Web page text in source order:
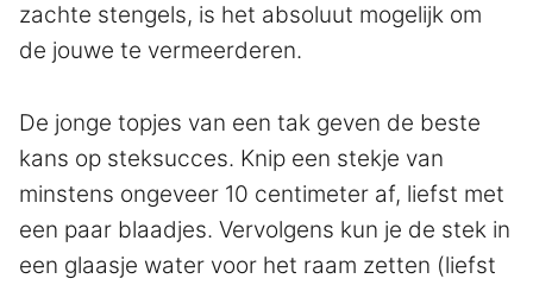
zachte stengels, is het absoluut mogelijk om
de jouwe te vermeerderen.
De jonge topjes van een tak geven de beste
kans op steksucces. Knip een stekje van
minstens ongeveer 10 centimeter af, liefst met
een paar blaadjes. Vervolgens kun je de stek in
een glaasje water voor het raam zetten (liefst